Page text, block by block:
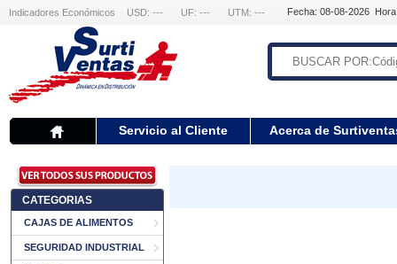
Indicadores Económicos USD: --- UF: --- UTM: --- Fecha: 08-08-2026
Servicio al Cliente Acerca de
CATEGORIAS
CAJAS DE ALIMENTOS
SEGURIDAD INDUSTRIAL